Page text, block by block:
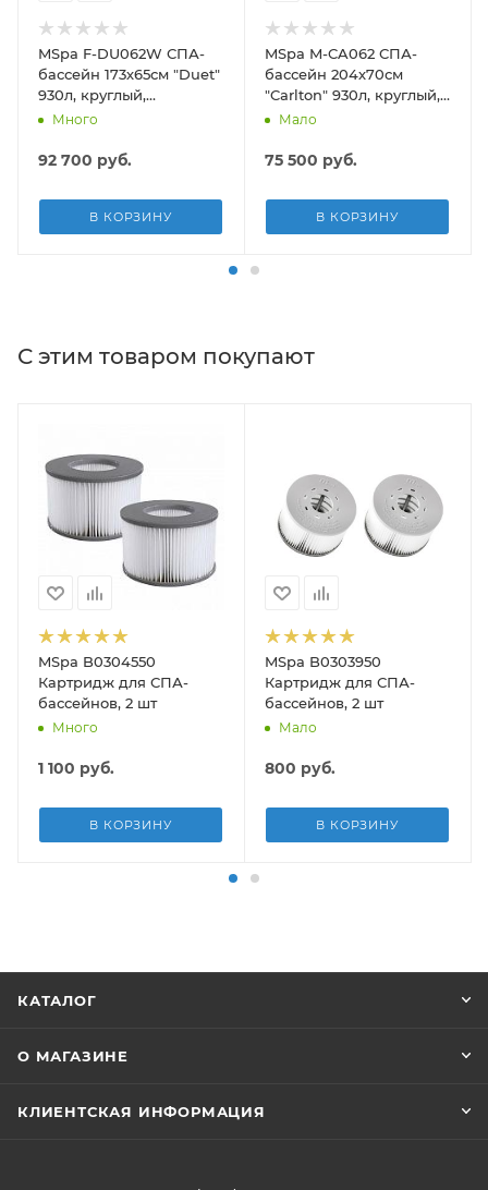
MSpa F-DU062W СПА-
бассейн 173х65см "Duet"
930л, круглый,
аэромассаж
Много
92 700 руб.
В КОРЗИНУ
MSpa M-CA062 СПА-
бассейн 204х70см
"Carlton" 930л, круглый,
гидромассаж,
Мало
75 500 руб.
В КОРЗИНУ
С этим товаром покупают
MSpa B0304550
Картридж для СПА-
бассейнов, 2 шт
Много
1 100 руб.
В КОРЗИНУ
MSpa B0303950
Картридж для СПА-
бассейнов, 2 шт
Мало
800 руб.
В КОРЗИНУ
КАТАЛОГ
О МАГАЗИНЕ
КЛИЕНТСКАЯ ИНФОРМАЦИЯ